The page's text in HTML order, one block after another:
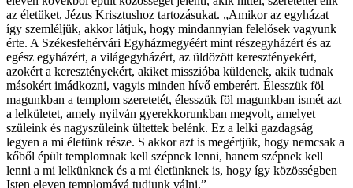
az életüket, Jézus Krisztushoz tartozásukat. „Amikor az egyházat
így szemléljük, akkor látjuk, hogy mindannyian felelősek vagyunk
érte. A Székesfehérvári Egyházmegyéért mint részegyházért és az
egész egyházért, a világegyházért, az üldözött keresztényekért,
azokért a keresztényekért, akiket misszióba küldenek, akik tudnak
másokért imádkozni, vagyis minden hívő emberért. Élesszük föl
magunkban a templom szeretetét, élesszük föl magunkban ismét azt
a lelkületet, amely nyilván gyerekkorunkban megvolt, amelyet
szüleink és nagyszüleink ültettek belénk. Ez a lelki gazdagság
legyen a mi életünk része. S akkor azt is megértjük, hogy nemcsak a
kőből épült templomnak kell szépnek lenni, hanem szépnek kell
lenni a mi lelkünknek és a mi életünknek is, hogy így közösségben
Isten eleven templomává tudjunk válni.”